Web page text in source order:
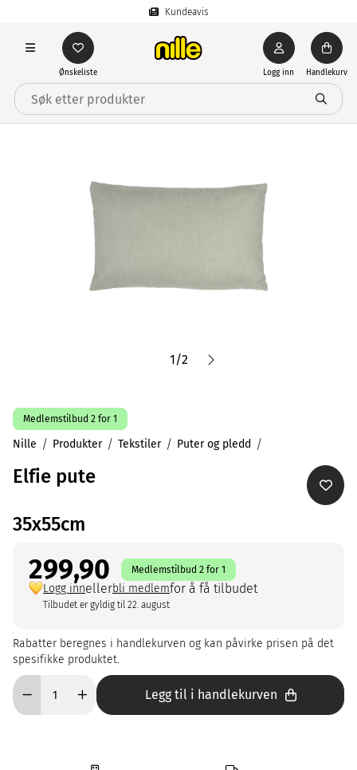
Kundeavis
Ønskeliste Logg inn Handlekurv
1/2
Medlemstilbud 2 for 1
Nille Produkter Tekstiler Puter og pledd
Elfie pute
35x55cm
299,90 Medlemstilbud 2 for 1
Logg innellerbli medlemfor å få tilbudet
Tilbudet er gyldig til 22. august
Rabatter beregnes i handlekurven og kan påvirke prisen på det
spesifikke produktet.
Legg til i handlekurven